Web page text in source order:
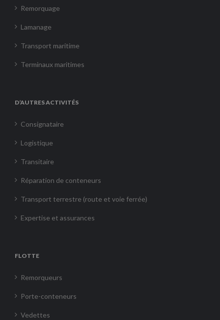
Remorquage
Lamanage
Transport maritime
Terminaux maritimes
D’AUTRES ACTIVITÉS
Consignataire
Logistique
Transitaire
Réparation de conteneurs
Transport terrestre (route et voie ferrée)
Expertise et assurances
FLOTTE
Remorqueurs
Porte-conteneurs
Vedettes